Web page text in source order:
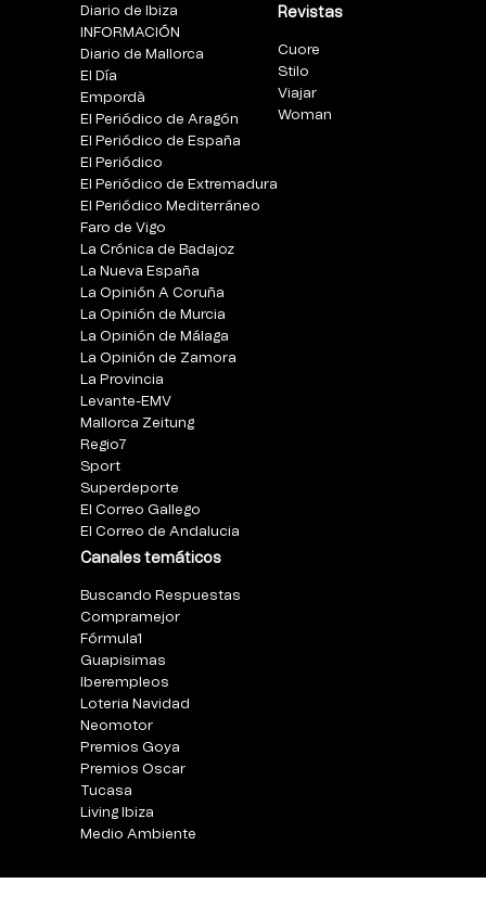
Diario de Ibiza
INFORMACIÓN
Diario de Mallorca
El Día
Empordà
El Periódico de Aragón
El Periódico de España
El Periódico
El Periódico de Extremadura
El Periódico Mediterráneo
Faro de Vigo
La Crónica de Badajoz
La Nueva España
La Opinión A Coruña
La Opinión de Murcia
La Opinión de Málaga
La Opinión de Zamora
La Provincia
Levante-EMV
Mallorca Zeitung
Regio7
Sport
Superdeporte
El Correo Gallego
El Correo de Andalucia
Canales temáticos
Buscando Respuestas
Compramejor
Fórmula1
Guapisimas
Iberempleos
Loteria Navidad
Neomotor
Premios Goya
Premios Oscar
Tucasa
Living Ibiza
Medio Ambiente
Revistas
Cuore
Stilo
Viajar
Woman